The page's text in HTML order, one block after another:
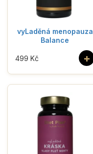
vyLaděná menopauza
Balance
+
499 Kč